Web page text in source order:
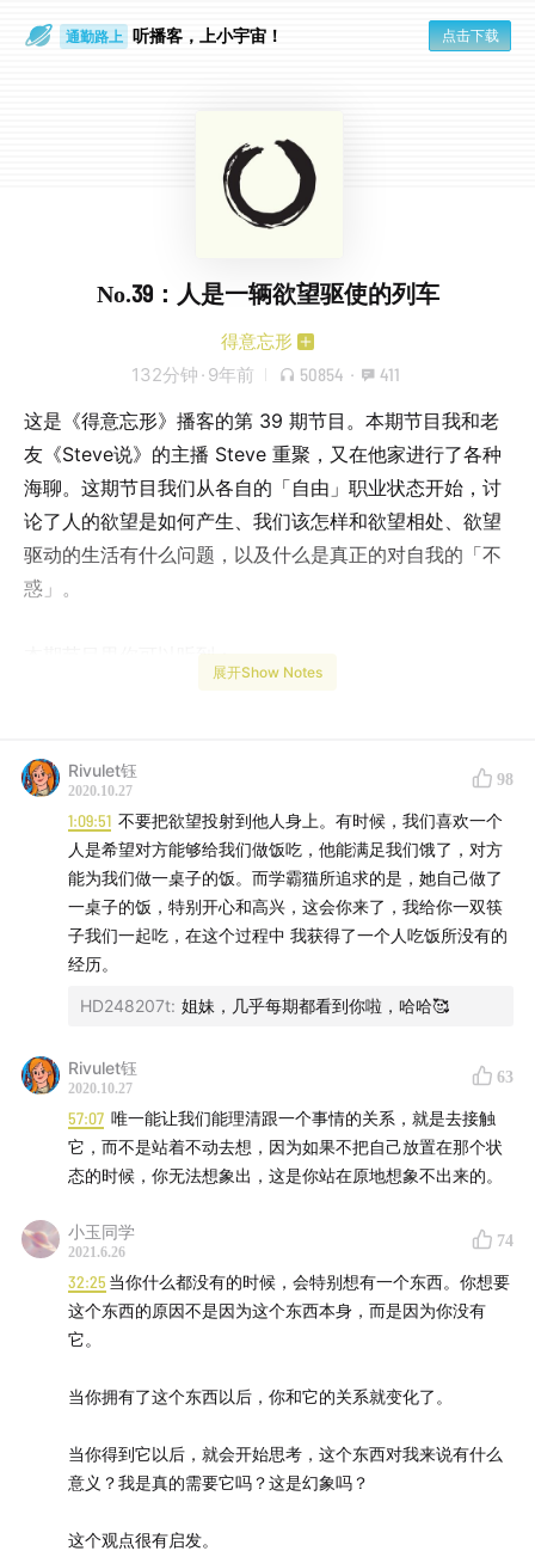
眼睛好累 听播客，上小宇宙！ 点击下载
No.39：人是一辆欲望驱使的列车
得意忘形
132分钟 · 9年前 50854 · 411
这是《得意忘形》播客的第 39 期节目。本期节目我和老
友《Steve说》的主播 Steve 重聚，又在他家进行了各种
海聊。这期节目我们从各自的「自由」职业状态开始，讨
论了人的欲望是如何产生、我们该怎样和欲望相处、欲望
驱动的生活有什么问题，以及什么是真正的对自我的「不
惑」。
扩展阅读：
* 《逃避自由》 by 弗洛姆
* 《后物欲时代的来临》by 郑也夫
音乐：
* New Soul by Yael Naim
节目简介：
《得意忘形》是一个主张追求个体自由与探寻真理的媒体
计划。我们见证了第一次工业革命以来科技对人类社会的
极大推动与助益，但也意识到资本主义与市场经济不可避
免地催生了消费文化、剥夺了个人价值、并窃取了大众时
间。带着对生命的有限性与无目的性的敬畏，我们试图为
读者与听众提供更全面的觉察自我与认知世界的工具，以
不断重建当下的方式穿越时间、抵达生活的本质。
展开Show Notes
Rivulet钰
2020.10.27
98
1:09:51 不要把欲望投射到他人身上。有时候，我们喜欢一个
人是希望对方能够给我们做饭吃，他能满足我们饿了，对方
能为我们做一桌子的饭。而学霸猫所追求的是，她自己做了
一桌子的饭，特别开心和高兴，这会你来了，我给你一双筷
子我们一起吃，在这个过程中 我获得了一个人吃饭所没有的
经历。
HD248207t: 姐妹，几乎每期都看到你啦，哈哈🥰
Rivulet钰
2020.10.27
63
57:07 唯一能让我们能理清跟一个事情的关系，就是去接触
它，而不是站着不动去想，因为如果不把自己放置在那个状
态的时候，你无法想象出，这是你站在原地想象不出来的。
小玉同学
2021.6.26
74
32:25 当你什么都没有的时候，会特别想有一个东西。你想要
这个东西的原因不是因为这个东西本身，而是因为你没有
它。
当你拥有了这个东西以后，你和它的关系就变化了。
当你得到它以后，就会开始思考，这个东西对我来说有什么
意义？我是真的需要它吗？这是幻象吗？
这个观点很有启发。